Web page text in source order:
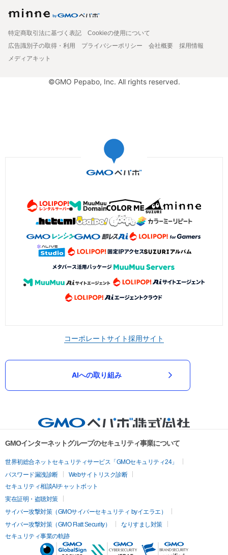
特定商取引法に基づく表記
Cookieの使用について
広告識別子の取得・利用
プライバシーポリシー 会社概要
採用情報
メディアキット
©GMO Pepabo, Inc. All rights reserved.
コーポレートサイト採用サイト
AIへの取り組み
GMOインターネットグループのセキュリティ事業について
世界初総合ネットセキュリティサービス「GMOセキュリティ24」
パスワード漏洩診断
Webサイトリスク診断
セキュリティ相談AIチャットボット
実在証明・盗聴対策
サイバー攻撃対策（GMOサイバーセキュリティ byイエラエ）
サイバー攻撃対策（GMO Flatt Security）
なりすまし対策
セキュリティ事業の軌跡